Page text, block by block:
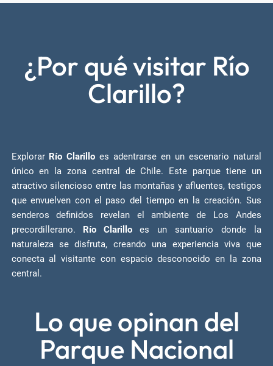
¿Por qué visitar Río
Clarillo?
Explorar Río Clarilloes adentrarse en un escenario natural
único en la zona central de Chile. Este parque tiene un
atractivo silencioso entre las montañas y afluentes, testigos
que envuelven con el paso del tiempo en la creación. Sus
senderos definidos revelan el ambiente de Los Andes
precordillerano. Río Clarilloes un santuario donde la
naturaleza se disfruta, creando una experiencia viva que
conecta al visitante con espacio desconocido en la zona
central.
Lo que opinan del
Parque Nacional